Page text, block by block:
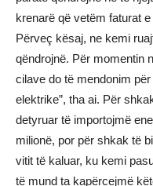
krenarë që vetëm faturat
Përveç kësaj, ne kemi
qëndrojnë. Për momentin
cilave do të mendonim
elektrike”, tha ai. Për
detyruar të importojmë
milionë, por për shkak të
vitit të kaluar, ku kemi
të mund ta kapërcejmë